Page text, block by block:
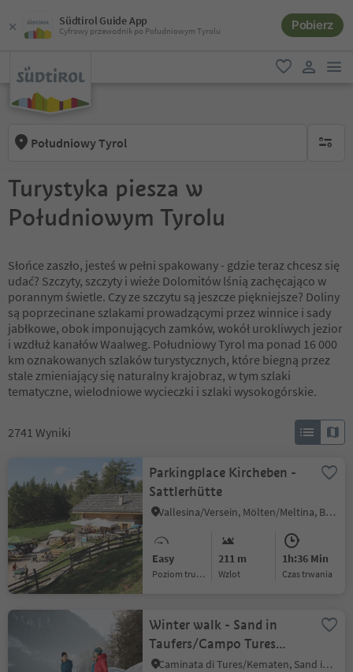
Südtirol Guide App
Cyfrowy przewodnik po Południowym Tyrolu Pobierz
ulubione
Południowy Tyrol brak
Turystyka piesza w
Południowym Tyrolu
Słońce zaszło, jesteś w pełni spakowany - gdzie teraz chcesz się
udać? Szczyty, szczyty i wieże Dolomitów lśnią zachęcająco w
porannym świetle. Czy ze szczytu są jeszcze piękniejsze? Doliny
są poprzecinane szlakami prowadzącymi przez winnice i sady
jabłkowe, obok imponujących zamków, wokół urokliwych jezior
i wzdłuż kanałów Waalweg. Południowy Tyrol ma ponad 16 000
km oznakowanych szlaków turystycznych, które biegną przez
stale zmieniający się naturalny krajobraz, w tym szlaki
tematyczne, wielodniowe wycieczki i szlaki wysokogórskie.
2741 Wyniki
Parkingplace Kircheben -
Sattlerhütte
Vallesina/Versein, Mölten/Meltina, Bolzano/Bozen and environs
Easy
Poziom trudności
211 m
Wzlot
1h:36 Min
czas trwania
Winter walk - Sand in
Taufers/Campo Tures
Ahornach/Acereto
Caminata di Tures/Kematen, Sand in Taufers/Campo Tures, Ahrntal/Valle Aurina